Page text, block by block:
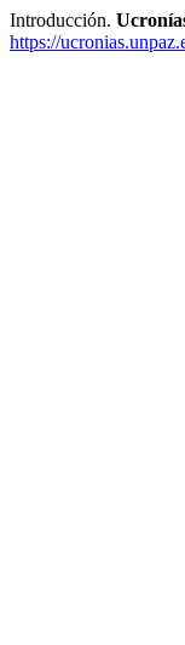
Introducción.
https://